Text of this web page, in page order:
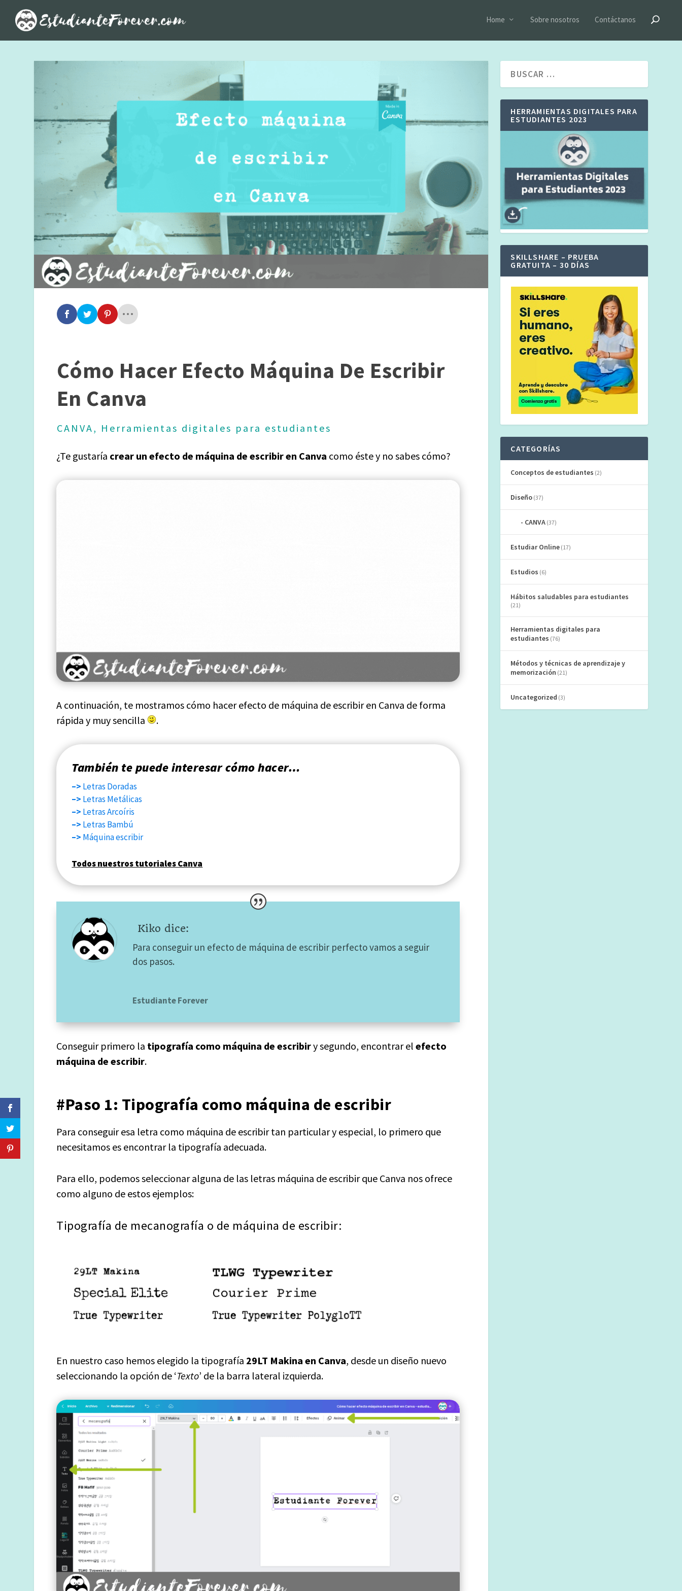
Home Sobre nosotros Contáctanos
Cómo Hacer Efecto Máquina De Escribir
En Canva
CANVA, Herramientas digitales para estudiantes
¿Te gustaría crear un efecto de máquina de escribir en Canva como éste y no sabes cómo?
A continuación, te mostramos cómo hacer efecto de máquina de escribir en Canva de forma
rápida y muy sencilla
.
También te puede interesar cómo hacer…
–> Letras Doradas
–> Letras Metálicas
–> Letras Arcoíris
–> Letras Bambú
–> Máquina escribir
Todos nuestros tutoriales Canva
Kiko dice:
Para conseguir un efecto de máquina de escribir perfecto vamos a seguir
dos pasos.
Estudiante Forever
Conseguir primero la tipografía como máquina de escribiry segundo, encontrar elefecto
máquina de escribir.
#Paso 1: Tipografía como máquina de escribir
Para conseguir esa letra como máquina de escribir tan particular y especial, lo primero que
necesitamos es encontrar la tipografía adecuada.
Para ello, podemos seleccionar alguna de las letras máquina de escribir que Canva nos ofrece
como alguno de estos ejemplos:
Tipografía de mecanografía o de máquina de escribir:
En nuestro caso hemos elegido la tipografía 29LT Makina en Canva, desde un diseño nuevo
seleccionando la opción de ‘Texto’ de la barra lateral izquierda.
HERRAMIENTAS DIGITALES PARA
ESTUDIANTES 2023
SKILLSHARE – PRUEBA
GRATUITA – 30 DÍAS
CATEGORÍAS
Conceptos de estudiantes (2)
Diseño (37)
CANVA (37)
Estudiar Online (17)
Estudios (6)
Hábitos saludables para estudiantes
(21)
Herramientas digitales para
estudiantes (76)
Métodos y técnicas de aprendizaje y
memorización (21)
Uncategorized (3)